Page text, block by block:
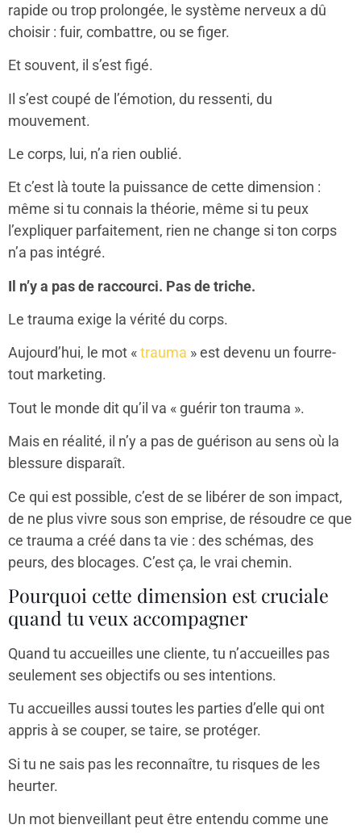
rapide ou trop prolongée, le système nerveux a dû
choisir : fuir, combattre, ou se figer.
Et souvent, il s’est figé.
Il s’est coupé de l’émotion, du ressenti, du
mouvement.
Le corps, lui, n’a rien oublié.
Et c’est là toute la puissance de cette dimension :
même si tu connais la théorie, même si tu peux
l’expliquer parfaitement, rien ne change si ton corps
n’a pas intégré.
Il n’y a pas de raccourci. Pas de triche.
Le trauma exige la vérité du corps.
Aujourd’hui, le mot «trauma » est devenu un fourre-
tout marketing.
Tout le monde dit qu’il va « guérir ton trauma ».
Mais en réalité, il n’y a pas de guérison au sens où la
blessure disparaît.
Ce qui est possible, c’est de se libérer de son impact,
de ne plus vivre sous son emprise, de résoudre ce que
ce trauma a créé dans ta vie : des schémas, des
peurs, des blocages. C’est ça, le vrai chemin.
Pourquoi cette dimension est cruciale
quand tu veux accompagner
Quand tu accueilles une cliente, tu n’accueilles pas
seulement ses objectifs ou ses intentions.
Tu accueilles aussi toutes les parties d’elle qui ont
appris à se couper, se taire, se protéger.
Si tu ne sais pas les reconnaître, tu risques de les
heurter.
Un mot bienveillant peut être entendu comme une